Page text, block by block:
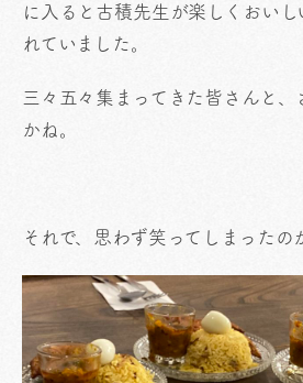
に入ると古積先生が楽しくおいし
れていました。
三々五々集まってきた皆さんと、
かね。
それで、思わず笑ってしまったの